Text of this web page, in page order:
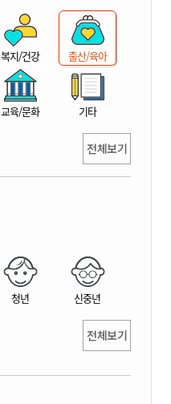
복지/건강 출산/육아
교육/문화 기타
전체보기
청년 신중년
전체보기